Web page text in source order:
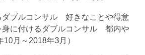
ダブルコンサル 好きなことや得意
身に付けるダブルコンサル 都内や
月～2018年3月）